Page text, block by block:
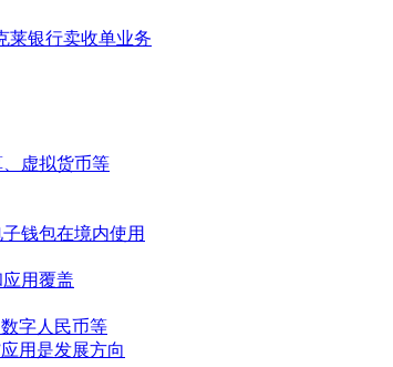
莱银行卖收单业务
虚拟货币等
钱包在境内使用
用覆盖
字人民币等
用是发展方向